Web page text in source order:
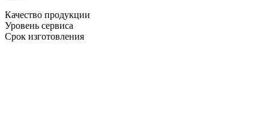
Качество продукции
Уровень сервиса
Срок изготовления